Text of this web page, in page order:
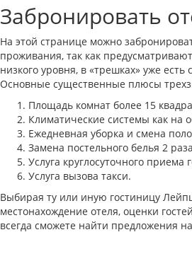
Забронировать
На этой странице можно
проживания, так как
низкого уровня, в «трешках» уже
Основные существенные плюсы
Площадь комнат более 15
Климатические системы как на
Ежедневная уборка и смена
Замена постельного белья 2
Услуга круглосуточного приема
Услуга вызова такси.
Выбирая ту или иную гостиницу
местонахождение отеля, оценки
всегда сможете найти предложения